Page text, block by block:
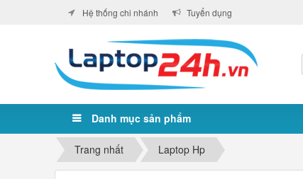
Danh mục sản phẩm
Hệ thống chi nhánh Tuyển dụng
Trang nhất Laptop Hp